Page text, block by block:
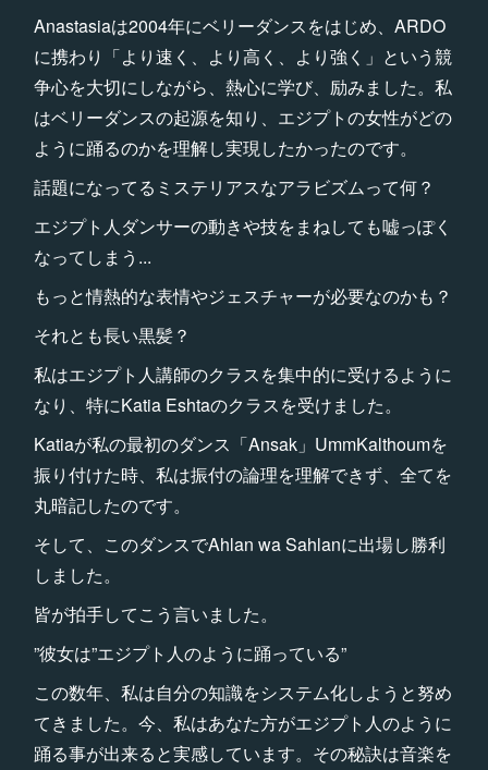
Anastasiaは2004年にベリーダンスをはじめ、ARDO
に携わり「より速く、より高く、より強く」という競
争心を大切にしながら、熱心に学び、励みました。私
はベリーダンスの起源を知り、エジプトの女性がどの
ように踊るのかを理解し実現したかったのです。
話題になってるミステリアスなアラビズムって何？
エジプト人ダンサーの動きや技をまねしても嘘っぽく
なってしまう...
もっと情熱的な表情やジェスチャーが必要なのかも？
それとも長い黒髪？
私はエジプト人講師のクラスを集中的に受けるように
なり、特にKatia Eshtaのクラスを受けました。
Katiaが私の最初のダンス「Ansak」UmmKalthoumを
振り付けた時、私は振付の論理を理解できず、全てを
丸暗記したのです。
そして、このダンスでAhlan wa Sahlanに出場し勝利
しました。
皆が拍手してこう言いました。
”彼女は”エジプト人のように踊っている”
この数年、私は自分の知識をシステム化しようと努め
てきました。今、私はあなた方がエジプト人のように
踊る事が出来ると実感しています。その秘訣は音楽を